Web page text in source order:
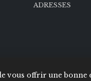
vous offrir une bonne
ADRESSES